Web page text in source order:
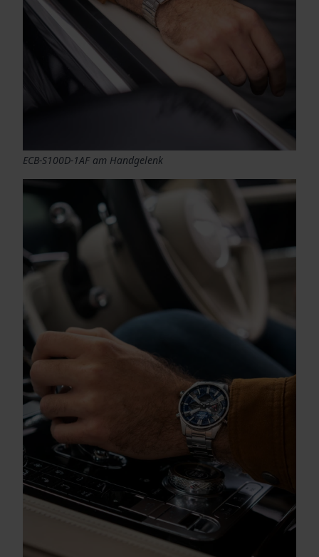
ECB-S100D-1AF am Handgelenk